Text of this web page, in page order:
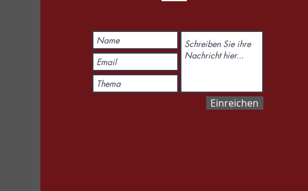
Einreichen